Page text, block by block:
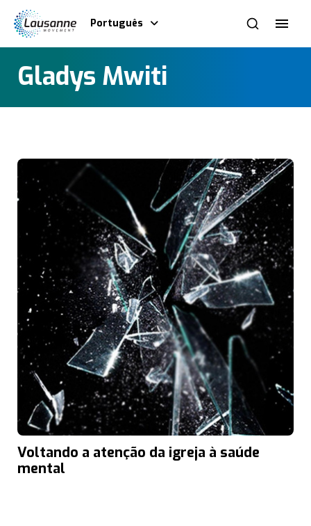
Português
Gladys Mwiti
Voltando a atenção da igreja à saúde
mental